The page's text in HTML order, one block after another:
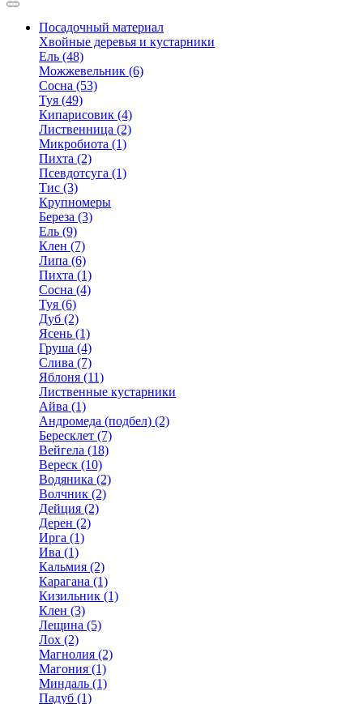
Посадочный материал
Хвойные деревья и кустарники
Ель (48)
Можжевельник (6)
Сосна (53)
Туя (49)
Кипарисовик (4)
Лиственница (2)
Микробиота (1)
Пихта (2)
Псевдотсуга (1)
Тис (3)
Крупномеры
Береза (3)
Ель (9)
Клен (7)
Липа (6)
Пихта (1)
Сосна (4)
Туя (6)
Дуб (2)
Ясень (1)
Груша (4)
Слива (7)
Яблоня (11)
Лиственные кустарники
Айва (1)
Андромеда (подбел) (2)
Бересклет (7)
Вейгела (18)
Вереск (10)
Водяника (2)
Волчник (2)
Дейция (2)
Дерен (2)
Ирга (1)
Ива (1)
Кальмия (2)
Карагана (1)
Кизильник (1)
Клен (3)
Лещина (5)
Лох (2)
Магнолия (2)
Магония (1)
Миндаль (1)
Падуб (1)